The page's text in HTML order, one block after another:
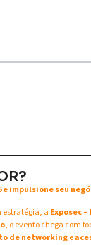
e impulsione seu
a Exposec
, o evento chega com
de networkinge